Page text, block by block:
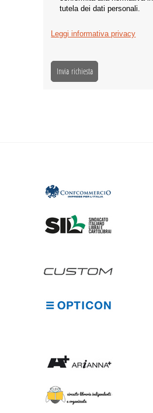
tutela dei dati personali.
Leggi informativa privacy
Invia richiesta